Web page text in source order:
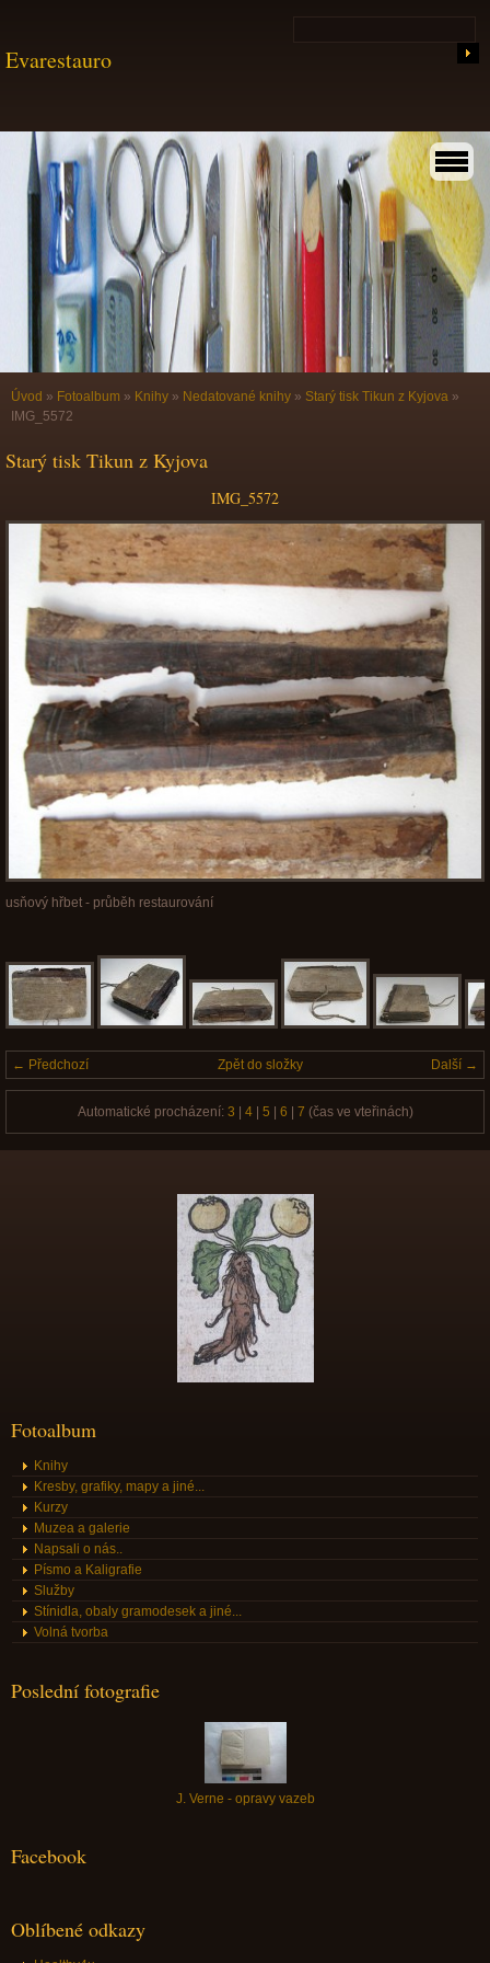
Evarestauro
Úvod » Fotoalbum » Knihy » Nedatované knihy » Starý tisk Tikun z Kyjova »
IMG_5572
Starý tisk Tikun z Kyjova
IMG_5572
usňový hřbet - průběh restaurování
← Předchozí Další →
Zpět do složky
Automatické procházení: 3 4| 5 6 7 (čas ve vteřinách)
Fotoalbum
Knihy
Kresby, grafiky, mapy a jiné...
Kurzy
Muzea a galerie
Napsali o nás..
Písmo a Kaligrafie
Služby
Stínidla, obaly gramodesek a jiné...
Volná tvorba
Poslední fotografie
J. Verne - opravy vazeb
Facebook
Oblíbené odkazy